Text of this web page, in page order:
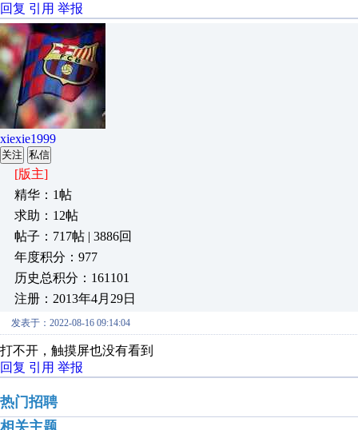
回复 引用 举报
xiexie1999
关注 私信
[版主]
精华：1帖
求助：12帖
帖子：717帖 | 3886回
年度积分：977
历史总积分：161101
注册：2013年4月29日
发表于：2022-08-16 09:14:04
打不开，触摸屏也没有看到
回复 引用 举报
热门招聘
相关主题